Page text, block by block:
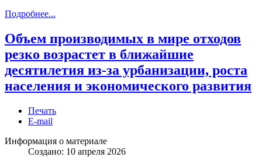
Подробнее...
Объем производимых в мире отходов
резко возрастет в ближайшие
десятилетия из-за урбанизации, роста
населения и экономического развития
Печать
E-mail
Информация о материале
Создано: 10 апреля 2026